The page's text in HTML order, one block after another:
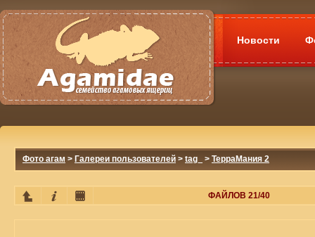
Новости
Фото агам > Галереи пользователей > tag_ > ТерраМания 2
ФАЙЛОВ 21/40